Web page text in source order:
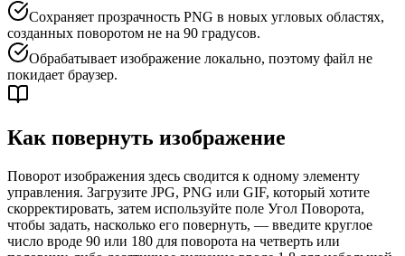
Сохраняет прозрачность PNG в новых угловых областях,
созданных поворотом не на 90 градусов.
Обрабатывает изображение локально, поэтому файл не
покидает браузер.
Как повернуть изображение
Поворот изображения здесь сводится к одному элементу
управления. Загрузите JPG, PNG или GIF, который хотите
скорректировать, затем используйте поле Угол Поворота,
чтобы задать, насколько его повернуть, — введите круглое
число вроде 90 или 180 для поворота на четверть или